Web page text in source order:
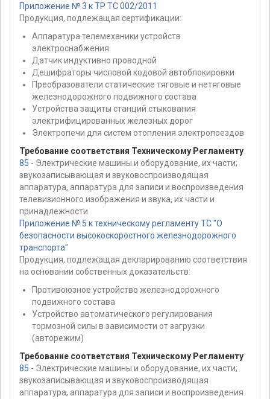
Приложение № 3 к ТР ТС 002/2011
Продукция, подлежащая сертификации:
Аппаратура телемеханики устройств
электроснабжения
Датчик индуктивно проводной
Дешифраторы числовой кодовой автоблокировки
Преобразователи статические тяговые и нетяговые
железнодорожного подвижного состава
Устройства защиты станций стыкования
электрифицированных железных дорог
Электропечи для систем отопления электропоездов
Требование соответствия Техническому Регламенту
85 - Электрические машины и оборудование, их части;
звукозаписывающая и звуковоспроизводящая
аппаратура, аппаратура для записи и воспроизведения
телевизионного изображения и звука, их части и
принадлежности
Приложение № 5 к техническому регламенту ТС "О
безопасности высокоскоростного железнодорожного
транспорта"
Продукция, подлежащая декларированию соответствия
на основании собственных доказательств:
Противоюзное устройство железнодорожного
подвижного состава
Устройство автоматического регулирования
тормозной силы в зависимости от загрузки
(авторежим)
Требование соответствия Техническому Регламенту
85 - Электрические машины и оборудование, их части;
звукозаписывающая и звуковоспроизводящая
аппаратура, аппаратура для записи и воспроизведения